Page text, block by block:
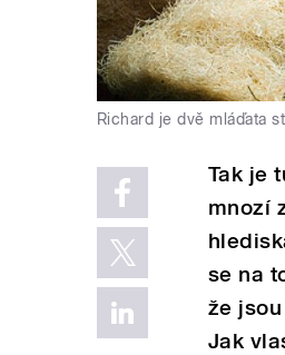
Richard je dvě mláďata
Tak je
mnozí
se na
že
Jak